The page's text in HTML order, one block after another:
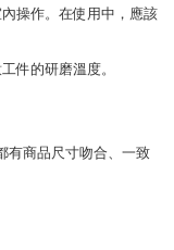
操作。在使用中，應該
件的研磨溫度。
商品尺寸吻合、一致